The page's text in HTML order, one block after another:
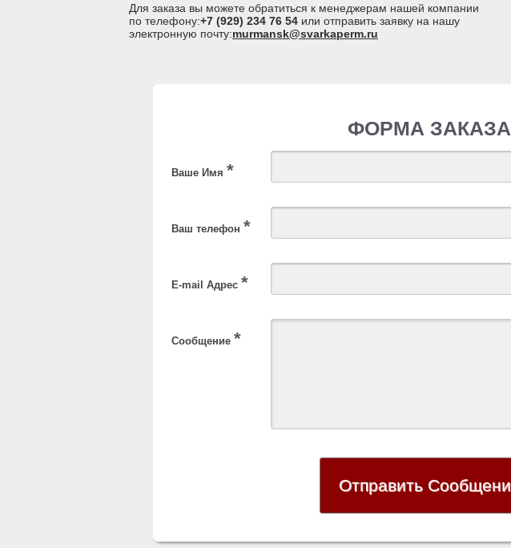
Для заказа вы можете обратиться к менеджерам нашей компании
по телефону:+7 (929) 234 76 54 или отправить заявку на нашу
электронную почту:murmansk@svarkaperm.ru
ФОРМА ЗАКАЗА
Ваше Имя *
Ваш телефон *
E-mail Адрес *
Сообщение *